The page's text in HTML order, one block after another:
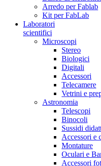
Arredo per Fablab
Kit per FabLab
Laboratori
scientifici
Microscopi
Stereo
Biologici
Digitali
Accessori
Telecamere
Vetrini e
Astronomia
Telescopi
Binocoli
Sussidi
Accessori e
Montature
Oculari e
Accessori